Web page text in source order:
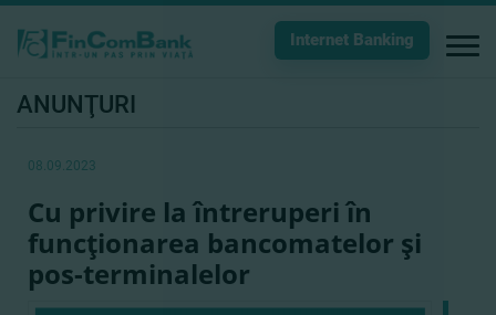
Internet Banking
ANUNŢURI
08.09.2023
Cu privire la întreruperi în
funcţionarea bancomatelor şi
pos-terminalelor